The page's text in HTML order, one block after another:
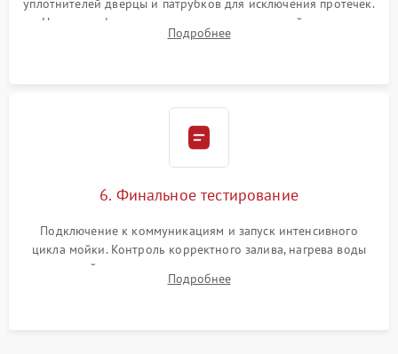
уплотнителей дверцы и патрубков для исключения протечек.
Надежная фиксация хомутов гидравлической системы,
сборка корпуса и установка датчика поплавка.
Подробнее
6. Финальное тестирование
Подключение к коммуникациям и запуск интенсивного
цикла мойки. Контроль корректного залива, нагрева воды
до нужной температуры, отсутствия посторонних шумов,
штатного слива и абсолютной сухости в поддоне.
Подробнее